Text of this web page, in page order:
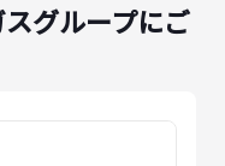
グループにご